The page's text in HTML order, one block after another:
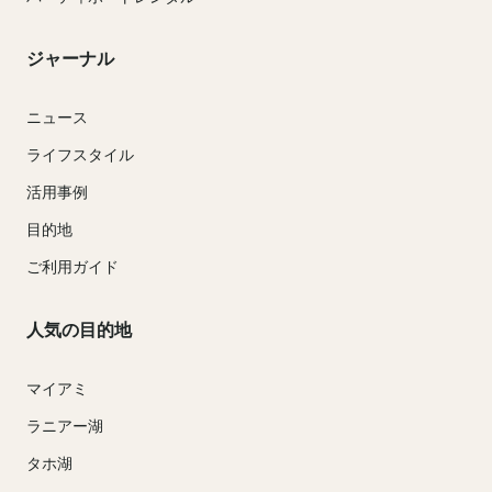
ジャーナル
ニュース
ライフスタイル
活用事例
目的地
ご利用ガイド
人気の目的地
マイアミ
ラニアー湖
タホ湖